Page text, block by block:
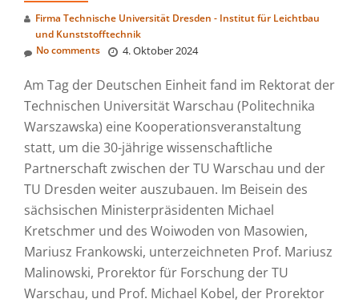
Firma Technische Universität Dresden - Institut für Leichtbau
und Kunststofftechnik
4. Oktober 2024
No comments
Am Tag der Deutschen Einheit fand im Rektorat der
Technischen Universität Warschau (Politechnika
Warszawska) eine Kooperationsveranstaltung
statt, um die 30-jährige wissenschaftliche
Partnerschaft zwischen der TU Warschau und der
TU Dresden weiter auszubauen. Im Beisein des
sächsischen Ministerpräsidenten Michael
Kretschmer und des Woiwoden von Masowien,
Mariusz Frankowski, unterzeichneten Prof. Mariusz
Malinowski, Prorektor für Forschung der TU
Warschau, und Prof. Michael Kobel, der Prorektor